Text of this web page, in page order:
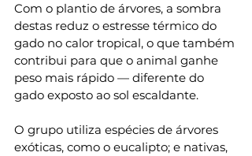
Com o plantio de árvores, a sombra
destas reduz o estresse térmico do
gado no calor tropical, o que também
contribui para que o animal ganhe
peso mais rápido — diferente do
gado exposto ao sol escaldante.
O grupo utiliza espécies de árvores
exóticas, como o eucalipto; e nativas,